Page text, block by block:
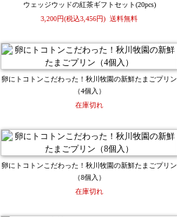
ウェッジウッドの紅茶ギフトセット(20pcs)
3,200円(税込3,456円) 送料無料
卵にトコトンこだわった！秋川牧園の新鮮たまごプリン
（4個入）
在庫切れ
卵にトコトンこだわった！秋川牧園の新鮮たまごプリン
（8個入）
在庫切れ